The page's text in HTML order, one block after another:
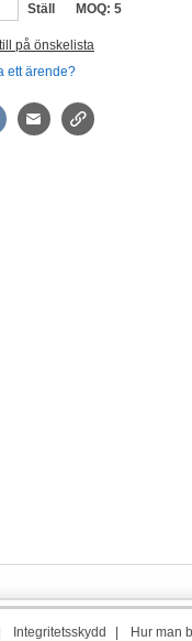
Ställ MOQ: 5
på önskelista
ett ärende?
Integritetsskydd Hur man